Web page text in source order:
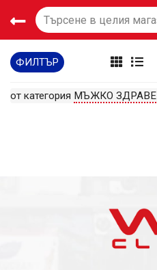
ФИЛТЪР
от категория МЪЖКО ЗДРАВЕ